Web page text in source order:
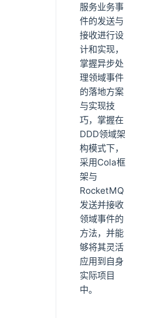
服务业务事
件的发送与
接收进行设
计和实现，
掌握异步处
理领域事件
的落地方案
与实现技
巧，掌握在
DDD领域架
构模式下，
采用Cola框
架与
RocketMQ
发送并接收
领域事件的
方法，并能
够将其灵活
应用到自身
实际项目
中。